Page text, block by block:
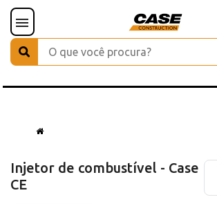
Injetor de combustível - Case
CE